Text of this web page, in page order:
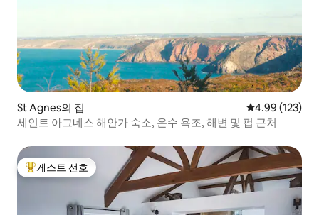
St Agnes의 집 평점 4.99점(5
4.99 (123)
세인트 아그네스 해안가 숙소, 온수 욕조, 해변 및 펍 근처
상위 게스트 선호
게스트 선호